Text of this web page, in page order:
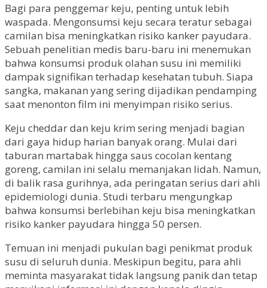
Bagi para penggemar keju, penting untuk lebih
waspada. Mengonsumsi keju secara teratur sebagai
camilan bisa meningkatkan risiko kanker payudara.
Sebuah penelitian medis baru-baru ini menemukan
bahwa konsumsi produk olahan susu ini memiliki
dampak signifikan terhadap kesehatan tubuh. Siapa
sangka, makanan yang sering dijadikan pendamping
saat menonton film ini menyimpan risiko serius.
Keju cheddar dan keju krim sering menjadi bagian
dari gaya hidup harian banyak orang. Mulai dari
taburan martabak hingga saus cocolan kentang
goreng, camilan ini selalu memanjakan lidah. Namun,
di balik rasa gurihnya, ada peringatan serius dari ahli
epidemiologi dunia. Studi terbaru mengungkap
bahwa konsumsi berlebihan keju bisa meningkatkan
risiko kanker payudara hingga 50 persen.
Temuan ini menjadi pukulan bagi penikmat produk
susu di seluruh dunia. Meskipun begitu, para ahli
meminta masyarakat tidak langsung panik dan tetap